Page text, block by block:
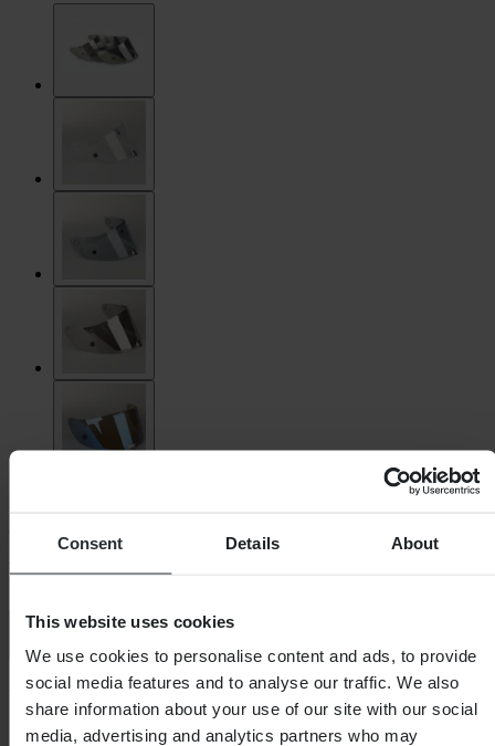
Consent Details About
This website uses cookies
We use cookies to personalise content and ads, to provide
social media features and to analyse our traffic. We also
share information about your use of our site with our social
media, advertising and analytics partners who may
Hledí Helmy HJC HJ-26 RPHA 11
-10%
1 129,00 Kč